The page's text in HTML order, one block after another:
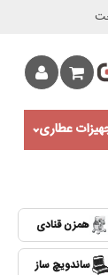
عطاری
همزن قنادی
ساندویچ ساز